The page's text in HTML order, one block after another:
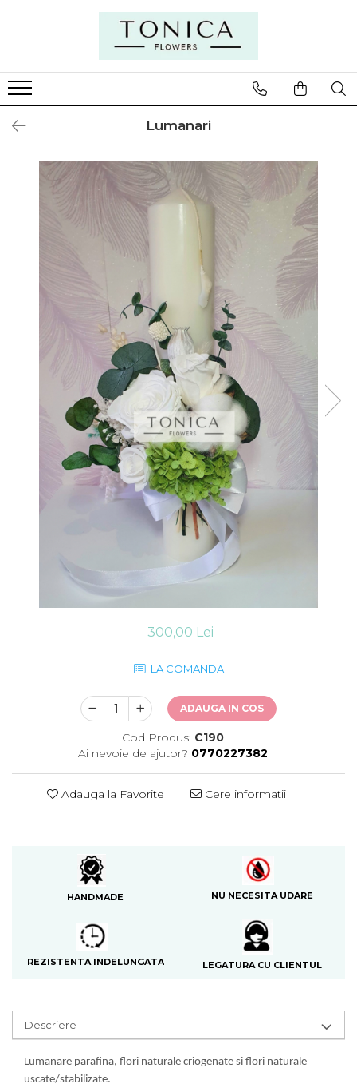
Lumanari
300,00 Lei
LA COMANDA
ADAUGA IN COS
Cod Produs: C190
Ai nevoie de ajutor? 0770227382
Adauga la Favorite Cere informatii
HANDMADE NU NECESITA UDARE
REZISTENTA INDELUNGATA LEGATURA CU CLIENTUL
Descriere
Lumanare parafina, flori naturale criogenate si flori naturale
uscate/stabilizate.